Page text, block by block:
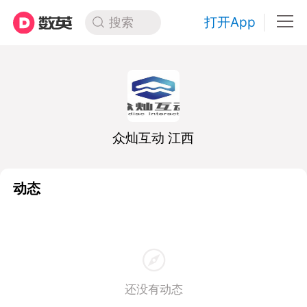
搜索 打开App
众灿互动 江西
动态
还没有动态